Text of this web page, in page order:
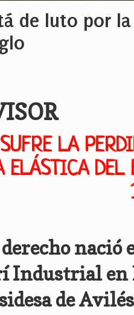
de luto por
LA
ELÁSTICA DEL
nació
Industrial en
de